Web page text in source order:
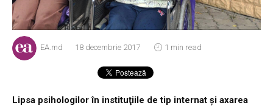
EA.md 18 decembrie 2017 1 min read
Lipsa psihologilor în instituţiile de tip internat şi axarea